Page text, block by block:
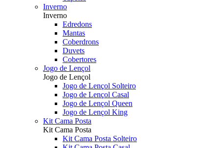
Inverno
Inverno
Edredons
Mantas
Coberdrons
Duvets
Cobertores
Jogo de Lençol
Jogo de Lençol
Jogo de Lençol Solteiro
Jogo de Lençol Casal
Jogo de Lençol Queen
Jogo de Lençol King
Kit Cama Posta
Kit Cama Posta
Kit Cama Posta Solteiro